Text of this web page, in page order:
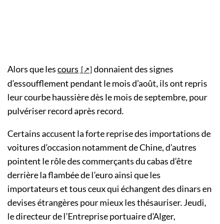
Alors que lescours
donnaient des signes
d’essoufflement pendant le mois d’août, ils ont repris
leur courbe haussière dès le mois de septembre, pour
pulvériser record après record.
Certains accusent la forte reprise des importations de
voitures d’occasion notamment de Chine, d’autres
pointent le rôle des commerçants du cabas d’être
derrière la flambée de l’euro ainsi que les
importateurs et tous ceux qui échangent des dinars en
devises étrangères pour mieux les thésauriser. Jeudi,
le directeur de l’Entreprise portuaire d’Alger,